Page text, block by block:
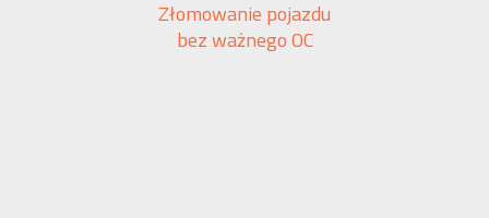
Złomowanie pojazdu
bez ważnego OC